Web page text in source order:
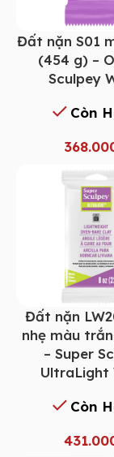
Đất nặn S01
(454 g) –
Sculpey
Còn
Đất nặn
nhẹ màu
– Super
UltraLight
Còn